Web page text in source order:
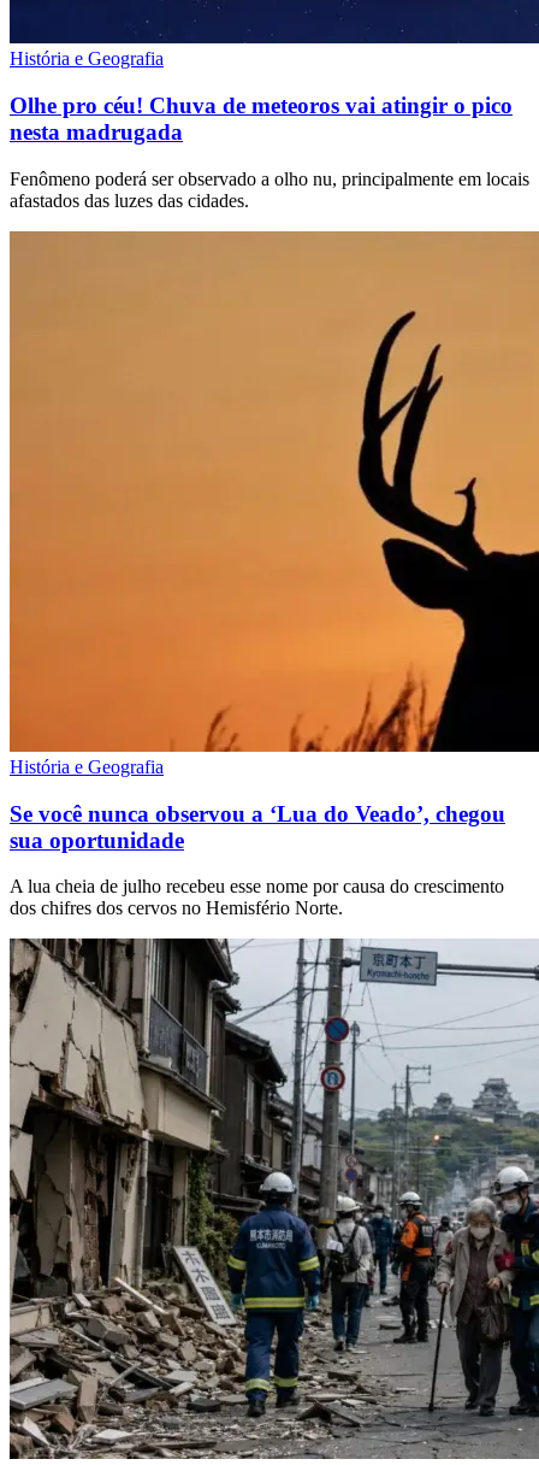
História e Geografia
Olhe pro céu! Chuva de meteoros vai atingir o pico
nesta madrugada
Fenômeno poderá ser observado a olho nu, principalmente em locais
afastados das luzes das cidades.
História e Geografia
Se você nunca observou a ‘Lua do Veado’, chegou
sua oportunidade
A lua cheia de julho recebeu esse nome por causa do crescimento
dos chifres dos cervos no Hemisfério Norte.